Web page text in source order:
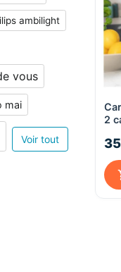
ambilight
vous
mai
Voir tout
2